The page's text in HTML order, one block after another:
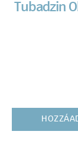
Tubadzin